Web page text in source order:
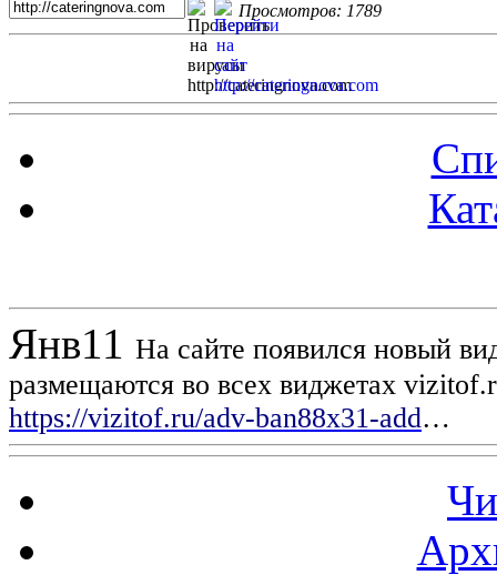
Просмотров: 1789
Янв11 На сайте появился новый
размещаются во всех виджетах
https://vizitof.ru/adv-ban88x31-add…